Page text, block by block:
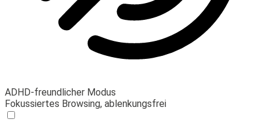
ADHD-freundlicher Modus
Fokussiertes Browsing, ablenkungsfrei